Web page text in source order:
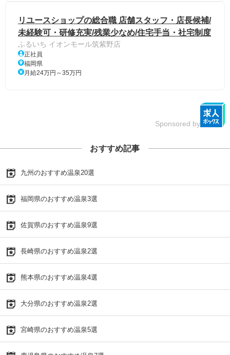
リユースショップの総合職 店舗スタッフ・店長候補/
未経験可・研修充実/残業少なめ/住宅手当・社宅制度
ふるいち イオンモール筑紫野店
正社員
福岡県
月給24万円～35万円
Sponsored by
おすすめ記事
九州のおすすめ温泉20選
福岡県のおすすめ温泉3選
佐賀県のおすすめ温泉9選
長崎県のおすすめ温泉2選
熊本県のおすすめ温泉4選
大分県のおすすめ温泉2選
宮崎県のおすすめ温泉5選